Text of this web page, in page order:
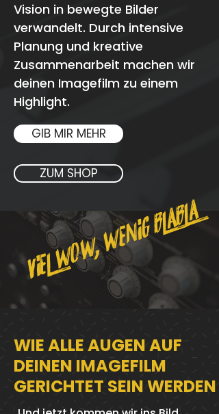
Vision in bewegte Bilder
verwandelt. Durch intensive
Planung und kreative
Zusammenarbeit machen wir
deinen Imagefilm zu einem
Highlight.
GIB MIR MEHR
ZUM SHOP
VIEL WOW, WENIG BLABLA
WIE ALLE AUGEN AUF
DEINEN IMAGEFILM
GERICHTET SEIN WERDEN